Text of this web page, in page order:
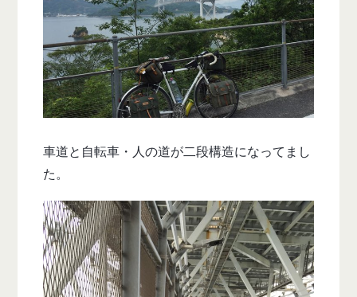
車道と自転車・人の道が二段構造になってまし
た。